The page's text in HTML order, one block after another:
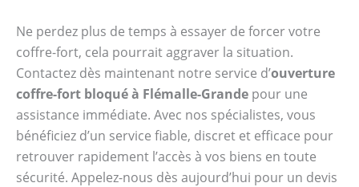
Ne perdez plus de temps à essayer de forcer votre
coffre-fort, cela pourrait aggraver la situation.
Contactez dès maintenant notre service d’ouverture
coffre-fort bloqué à Flémalle-Grande pour une
assistance immédiate. Avec nos spécialistes, vous
bénéficiez d’un service fiable, discret et efficace pour
retrouver rapidement l’accès à vos biens en toute
sécurité. Appelez-nous dès aujourd’hui pour un devis